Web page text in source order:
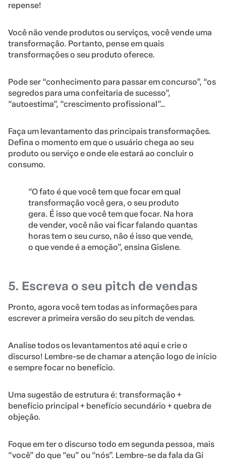
repense!
Você não vende produtos ou serviços, você vende uma
transformação. Portanto, pense em quais
transformações o seu produto oferece.
Pode ser “conhecimento para passar em concurso”, “os
segredos para uma confeitaria de sucesso”,
“autoestima”, “crescimento profissional”…
Faça um levantamento das principais transformações.
Defina o momento em que o usuário chega ao seu
produto ou serviço e onde ele estará ao concluir o
consumo.
“O fato é que você tem que focar em qual
transformação você gera, o seu produto
gera. É isso que você tem que focar. Na hora
de vender, você não vai ficar falando quantas
horas tem o seu curso, não é isso que vende,
o que vende é a emoção”, ensina Gislene.
5. Escreva o seu pitch de vendas
Pronto, agora você tem todas as informações para
escrever a primeira versão do seu pitch de vendas.
Analise todos os levantamentos até aqui e crie o
discurso! Lembre-se de chamar a atenção logo de início
e sempre focar no benefício.
Uma sugestão de estrutura é: transformação +
benefício principal + benefício secundário + quebra de
objeção.
Foque em ter o discurso todo em segunda pessoa, mais
“você” do que “eu” ou “nós”. Lembre-se da fala da Gi